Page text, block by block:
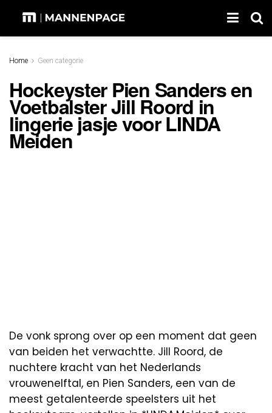
Home Geen categorie
Hockeyster Pien Sanders en
Voetbalster Jill Roord in
lingerie jasje voor LINDA
Meiden
De vonk sprong over op een moment dat geen
van beiden het verwachtte. Jill Roord, de
nuchtere kracht van het Nederlands
vrouwenelftal, en Pien Sanders, een van de
meest getalenteerde speelsters uit het